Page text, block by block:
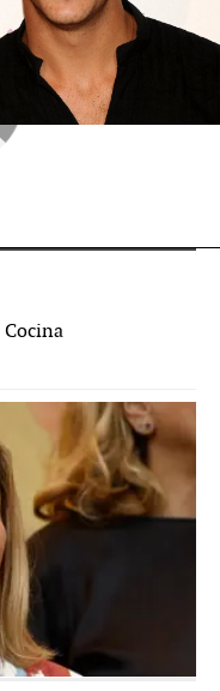
Cocina